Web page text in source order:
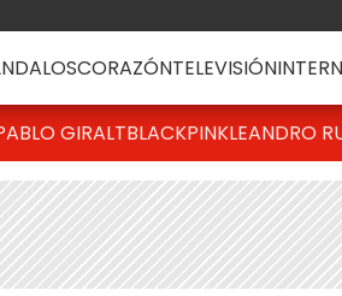
CORAZÓNTELEVISIÓN
GIRALTBLACKPINKLEANDRO